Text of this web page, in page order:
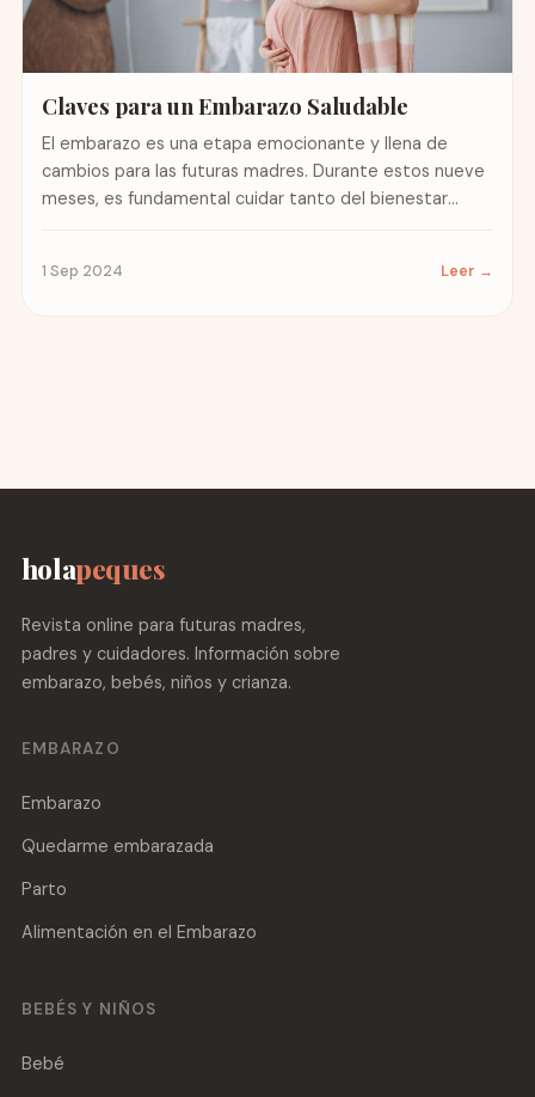
Claves para un Embarazo Saludable
El embarazo es una etapa emocionante y llena de
cambios para las futuras madres. Durante estos nueve
meses, es fundamental cuidar tanto del bienestar
1 Sep 2024 Leer →
holapeques
Revista online para futuras madres,
padres y cuidadores. Información sobre
embarazo, bebés, niños y crianza.
EMBARAZO
Embarazo
Quedarme embarazada
Parto
Alimentación en el Embarazo
BEBÉS Y NIÑOS
Bebé